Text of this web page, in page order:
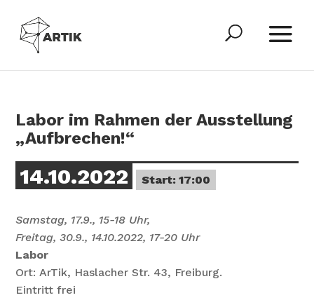
Labor im Rahmen der Ausstellung
„Aufbrechen!“
14.10.2022 Start: 17:00
Samstag, 17.9., 15-18 Uhr,
Freitag, 30.9., 14.10.2022, 17-20 Uhr
Labor
Ort: ArTik, Haslacher Str. 43, Freiburg.
Eintritt frei